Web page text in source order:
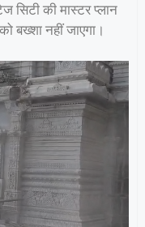
सिटी की मास्टर प्लान
बख्शा नहीं जाएगा।